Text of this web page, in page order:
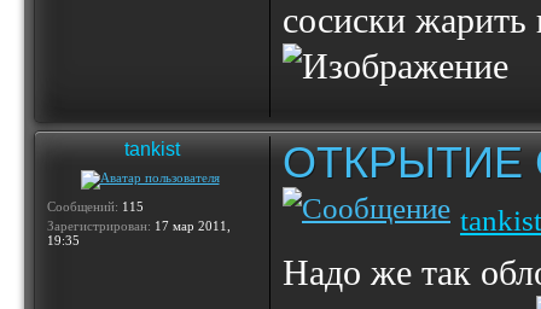
сосиски жарить
tankist
Сообщений: 115
Зарегистрирован: 17 мар 2011,
19:35
ОТКРЫТИЕ
tankist
Надо же так